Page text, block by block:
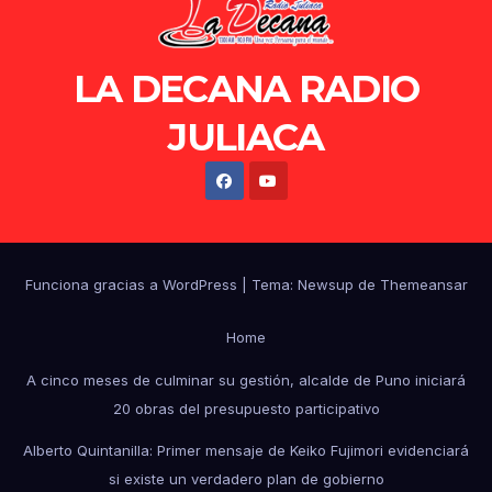
LA DECANA RADIO
JULIACA
Funciona gracias a WordPress Tema: Newsup de Themeansar
Home
A cinco meses de culminar su gestión, alcalde de Puno iniciará
20 obras del presupuesto participativo
Alberto Quintanilla: Primer mensaje de Keiko Fujimori evidenciará
si existe un verdadero plan de gobierno